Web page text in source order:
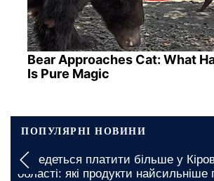
Bear Approaches Cat: What
Is Pure Magic
ПОПУЛЯРНІ НОВИНИ
Доведеться платити більше у
області: які продукти